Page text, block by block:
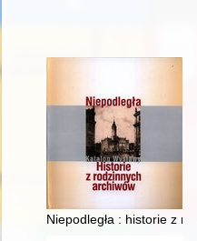
Niepodległa : historie z